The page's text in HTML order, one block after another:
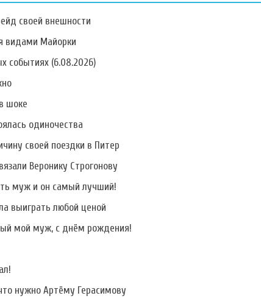
Фото Юлии
Щаулиной
своей внешности
видами Майорки
событиях (6.08.2026)
шоке
одиночества
своей поездки в Питер
Веронику Строгонову
муж и он самый лучший!
выиграть любой ценой
мой муж, с днём рождения!
нужно Артёму Герасимову